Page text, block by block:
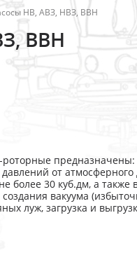
НВ, АВЗ, НВЗ, ВВН
ВВН
роторные предназначены:
от атмосферного
30 куб.дм, а также
создания вакуума
луж, загрузка и